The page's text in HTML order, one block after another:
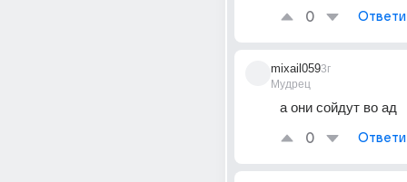
0
mixail059
Мудрец
3г
а они сойдут во ад
0